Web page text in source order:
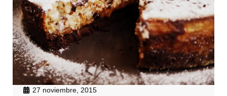
27 noviembre, 2015